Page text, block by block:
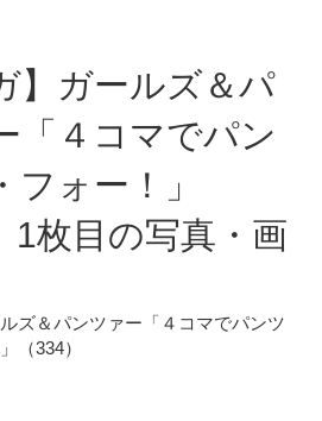
】ガールズ＆パ
「４コマでパン
フォー！」
1枚目の写真・画
ルズ＆パンツァー「４コマでパンツ
（334）